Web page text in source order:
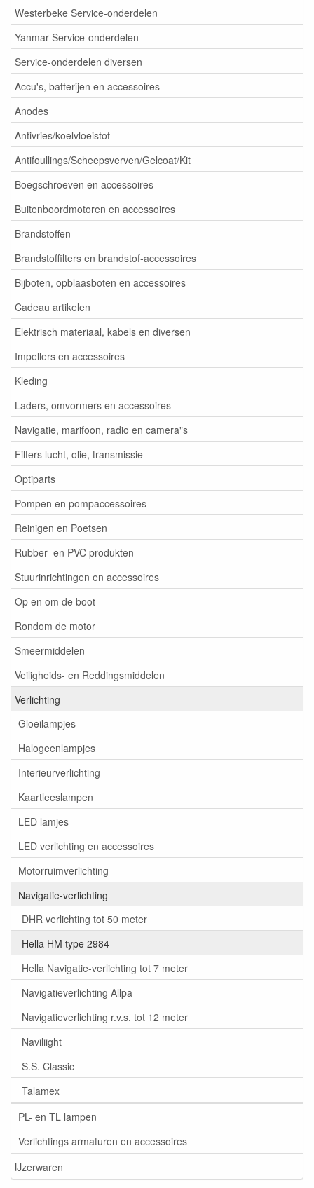
Westerbeke Service-onderdelen
Yanmar Service-onderdelen
Service-onderdelen diversen
Accu's, batterijen en accessoires
Anodes
Antivries/koelvloeistof
Antifoullings/Scheepsverven/Gelcoat/Kit
Boegschroeven en accessoires
Buitenboordmotoren en accessoires
Brandstoffen
Brandstoffilters en brandstof-accessoires
Bijboten, opblaasboten en accessoires
Cadeau artikelen
Elektrisch materiaal, kabels en diversen
Impellers en accessoires
Kleding
Laders, omvormers en accessoires
Navigatie, marifoon, radio en camera"s
Filters lucht, olie, transmissie
Optiparts
Pompen en pompaccessoires
Reinigen en Poetsen
Rubber- en PVC produkten
Stuurinrichtingen en accessoires
Op en om de boot
Rondom de motor
Smeermiddelen
Veiligheids- en Reddingsmiddelen
Verlichting
Gloeilampjes
Halogeenlampjes
Interieurverlichting
Kaartleeslampen
LED lamjes
LED verlichting en accessoires
Motorruimverlichting
Navigatie-verlichting
DHR verlichting tot 50 meter
Hella HM type 2984
Hella Navigatie-verlichting tot 7 meter
Navigatieverlichting Allpa
Navigatieverlichting r.v.s. tot 12 meter
Naviliight
S.S. Classic
Talamex
PL- en TL lampen
Verlichtings armaturen en accessoires
IJzerwaren